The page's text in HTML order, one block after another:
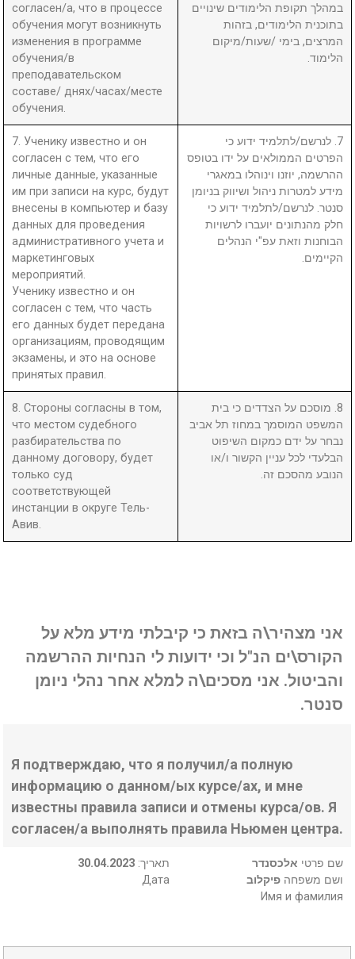
согласен/а, что в процессе
обучения могут возникнуть
изменения в программе
обучения/в
преподавательском
составе/ днях/часах/месте
обучения.
במהלך תקופת הלימודים שינויים
בתוכנית הלימודים, בזהות
המרצים, בימי /שעות/מיקום
הלימוד.
7. Ученику известно и он
согласен с тем, что его
личные данные, указанные
им при записи на курс, будут
внесены в компьютер и базу
данных для проведения
административного учета и
маркетинговых
мероприятий.
Ученику известно и он
согласен с тем, что часть
его данных будет передана
организациям, проводящим
экзамены, и это на основе
принятых правил.
7. לנרשם/לתלמיד ידוע כי
הפרטים הממולאים על ידו בטופס
ההרשמה, יוזנו וינוהלו במאגרי
מידע למטרות ניהול ושיווק בניומן
סנטר. לנרשם/לתלמיד ידוע כי
חלק מהנתונים יועברו לרשויות
הבוחנות וזאת עפ"י הנהלים
הקיימים.
8. Стороны согласны в том,
что местом судебного
разбирательства по
данному договору, будет
только суд
соответствующей
инстанции в округе Тель-
Авив.
8. מוסכם על הצדדים כי בית
המשפט המוסמך במחוז תל אביב
נבחר על ידם כמקום השיפוט
הבלעדי לכל עניין הקשור ו/או
הנובע מהסכם זה.
אני מצהיר\ה בזאת כי קיבלתי מידע מלא על
הקורס\ים הנ"ל וכי ידועות לי הנחיות ההרשמה
והביטול. אני מסכים\ה למלא אחר נהלי ניומן
סנטר.
Я подтверждаю, что я получил/а полную
информацию о данном/ых курсе/ах, и мне
известны правила записи и отмены курса/ов. Я
согласен/а выполнять правила Ньюмен центра.
30.04.2023 :תאריך
Дата
שם פרטי אלכסנדר
ושם משפחה פיקלוב
Имя и фамилия